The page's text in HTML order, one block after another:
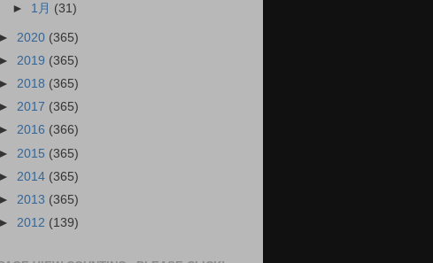
► 1月 (31)
► 2020 (365)
► 2019 (365)
► 2018 (365)
► 2017 (365)
► 2016 (366)
► 2015 (365)
► 2014 (365)
► 2013 (365)
► 2012 (139)